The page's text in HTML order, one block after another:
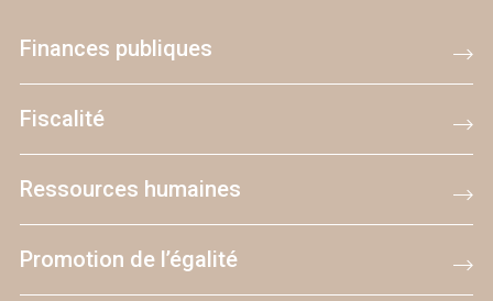
Finances publiques
Fiscalité
Ressources humaines
Promotion de l’égalité